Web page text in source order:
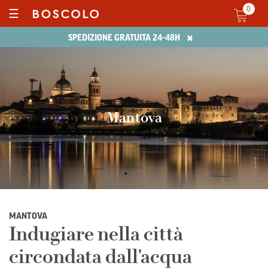
SPEDIZIONE GRATUITA 24-48H ×
☰ 0
Mantova
MANTOVA
Indugiare nella città
circondata dall'acqua